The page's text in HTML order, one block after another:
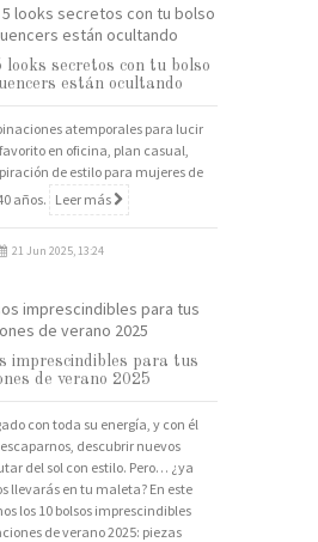
looks secretos con tu bolso
están ocultando
atemporales para lucir
en oficina, plan casual,
de estilo para mujeres de
años.
Leer más
21 Jun 2025, 13:24
imprescindibles para tus
de verano 2025
con toda su energía, y con él
descubrir nuevos
del sol con estilo. Pero… ¿ya
llevarás en tu maleta? En este
los 10 bolsos imprescindibles
de verano 2025: piezas